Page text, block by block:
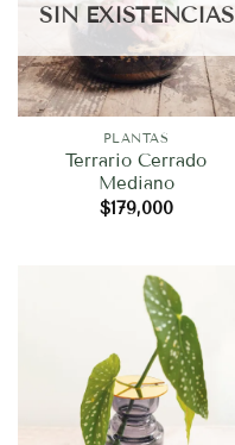
SIN EXISTENCIAS
PLANTAS
Terrario Cerrado
Mediano
$179,000